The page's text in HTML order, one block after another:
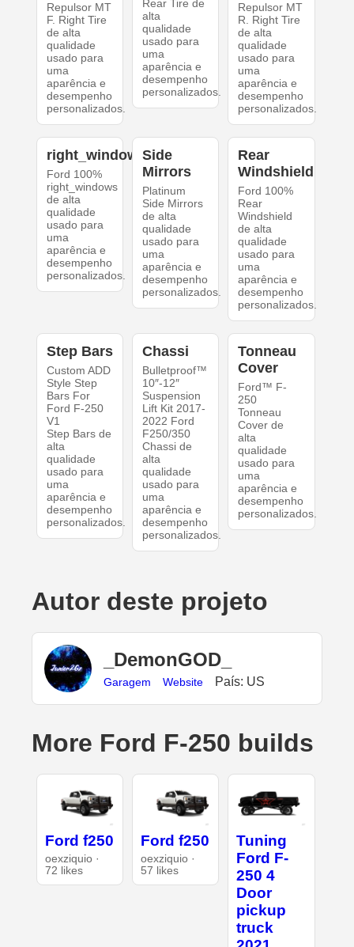
Repulsor MT
F. Right Tire
de alta
qualidade
usado para
uma
aparência e
desempenho
personalizados.
Rear Tire de
alta
qualidade
usado para
uma
aparência e
desempenho
personalizados.
Repulsor MT
R. Right Tire
de alta
qualidade
usado para
uma
aparência e
desempenho
personalizados.
right_windows
Ford 100%
right_windows
de alta
qualidade
usado para
uma
aparência e
desempenho
personalizados.
Side
Mirrors
Platinum
Side Mirrors
de alta
qualidade
usado para
uma
aparência e
desempenho
personalizados.
Rear
Windshield
Ford 100%
Rear
Windshield
de alta
qualidade
usado para
uma
aparência e
desempenho
personalizados.
Step Bars
Custom ADD
Style Step
Bars For
Ford F-250
V1
Step Bars de
alta
qualidade
usado para
uma
aparência e
desempenho
personalizados.
Chassi
Bulletproof™
10″-12″
Suspension
Lift Kit 2017-
2022 Ford
F250/350
Chassi de
alta
qualidade
usado para
uma
aparência e
desempenho
personalizados.
Tonneau
Cover
Ford™ F-
250
Tonneau
Cover de
alta
qualidade
usado para
uma
aparência e
desempenho
personalizados.
Autor deste projeto
_DemonGOD_
Garagem Website País: US
More Ford F-250 builds
Ford f250
oexziquio ·
72 likes
Ford f250
oexziquio ·
57 likes
Tuning
Ford F-
250 4
Door
pickup
truck